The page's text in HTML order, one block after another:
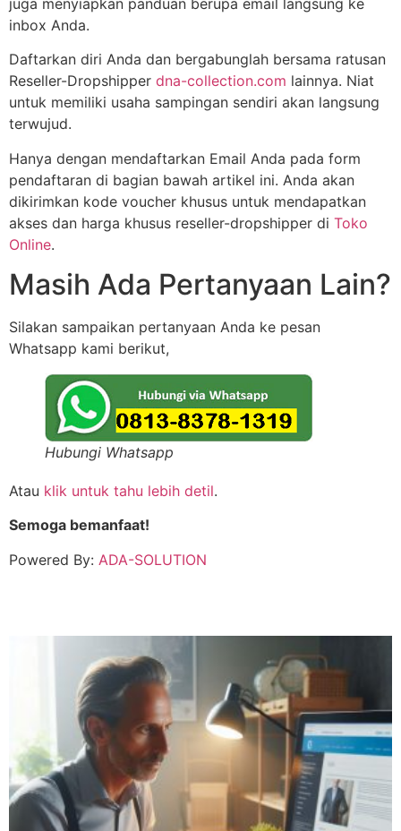
inbox Anda.
Daftarkan diri Anda dan bergabunglah bersama ratusan
Reseller-Dropshipper dna-collection.com lainnya. Niat
untuk memiliki usaha sampingan sendiri akan langsung
terwujud.
Hanya dengan mendaftarkan Email Anda pada form
pendaftaran di bagian bawah artikel ini. Anda akan
dikirimkan kode voucher khusus untuk mendapatkan
akses dan harga khusus reseller-dropshipper di Toko
Online.
Masih Ada Pertanyaan Lain?
Silakan sampaikan pertanyaan Anda ke pesan
Whatsapp kami berikut,
Hubungi Whatsapp
Atau klik untuk tahu lebih detil.
Semoga bemanfaat!
Powered By: ADA-SOLUTION